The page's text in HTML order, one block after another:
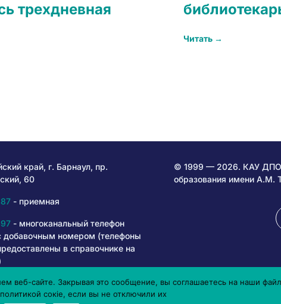
трехдневная
Читать →
край, г. Барнаул, пр.
60
- приемная
- многоканальный телефон
добавочным номером (телефоны
в справочнике на
- горячая линия
© 1999 — 2026. КАУ ДПО
образования имени А.М.
сайте. Закрывая это сообщение, вы соглашаетесь на наши
сокіе, если вы не отключили их